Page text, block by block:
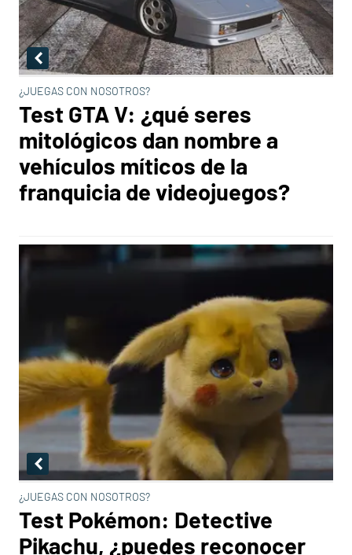
¿JUEGAS CON NOSOTROS?
Test GTA V: ¿qué seres
mitológicos dan nombre a
vehículos míticos de la
franquicia de videojuegos?
¿JUEGAS CON NOSOTROS?
Test Pokémon: Detective
Pikachu, ¿puedes reconocer